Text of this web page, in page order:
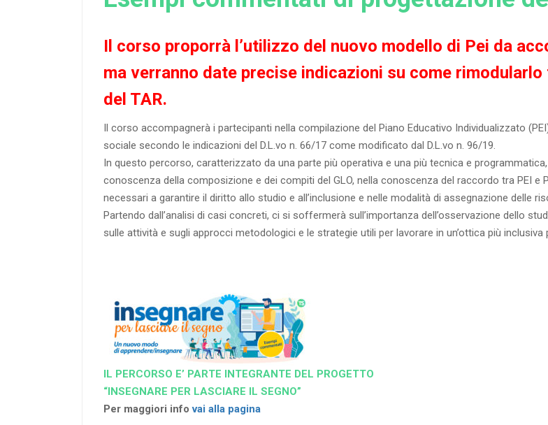
Il corso proporrà l’utilizzo del nuovo modello di Pei da
ma verranno date precise indicazioni su come
del TAR.
Il corso accompagnerà i partecipanti nella compilazione del Piano Educativo Individualizzato
sociale secondo le indicazioni del D.L.vo n. 66/17 come modificato dal D.L.vo n. 96/19.
In questo percorso, caratterizzato da una parte più operativa e una più tecnica e
conoscenza della composizione e dei compiti del GLO, nella conoscenza del raccordo tra PEI e
necessari a garantire il diritto allo studio e all’inclusione e nelle modalità di assegnazione delle
Partendo dall’analisi di casi concreti, ci si soffermerà sull’importanza dell’osservazione dello
sulle attività e sugli approcci metodologici e le strategie utili per lavorare in un’ottica più inclusiva
IL PERCORSO E’ PARTE INTEGRANTE DEL PROGETTO
“INSEGNARE PER LASCIARE IL SEGNO”
Per maggiori infovai alla pagina